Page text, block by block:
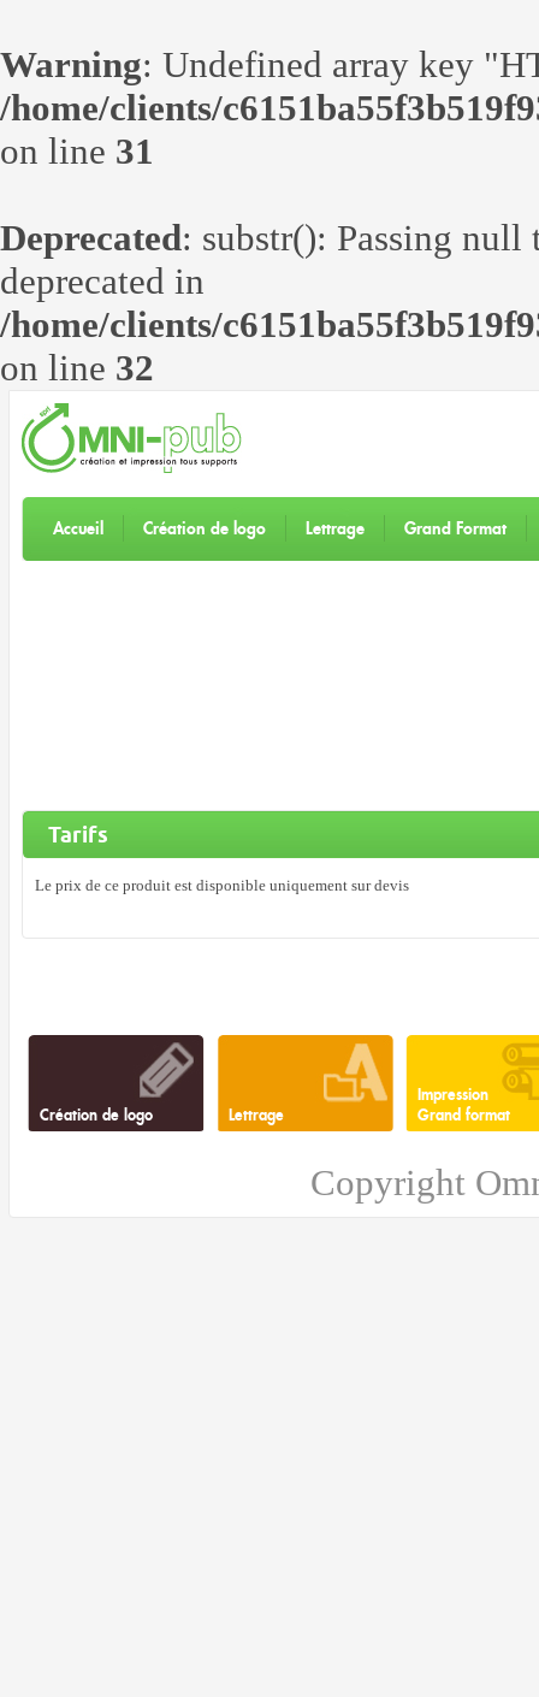
Warning: Undefined array key
/home/clients/
on line 31
Deprecated: substr(): Passing
deprecated in
/home/clients/
on line 32
Accueil Création de logo Lettrage Grand Format
Tarifs
Le prix de ce produit est disponible uniquement sur devis
Création de logo Lettrage
Impression
Grand format
Copyright